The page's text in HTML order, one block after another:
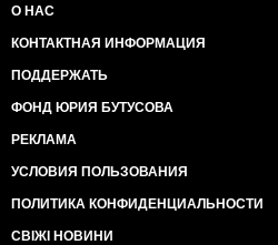
О НАС
КОНТАКТНАЯ ИНФОРМАЦИЯ
ПОДДЕРЖАТЬ
ФОНД ЮРИЯ БУТУСОВА
РЕКЛАМА
УСЛОВИЯ ПОЛЬЗОВАНИЯ
ПОЛИТИКА КОНФИДЕНЦИАЛЬНОСТИ
СВІЖІ НОВИНИ